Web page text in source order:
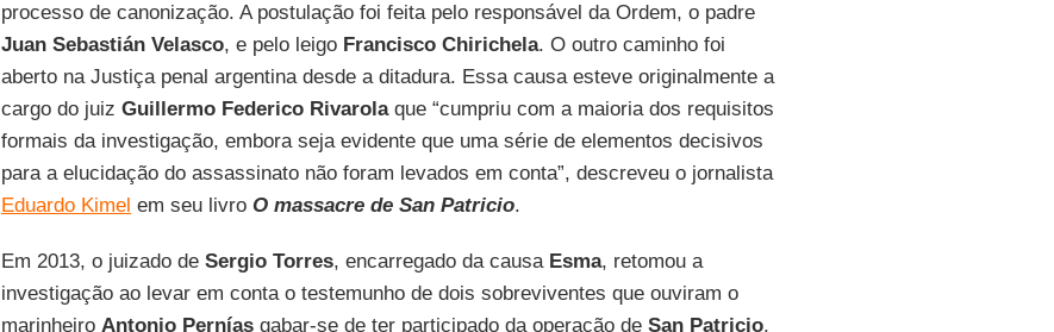
processo de canonização. A postulação foi feita pelo responsável da Ordem, o padre
Juan Sebastián Velasco, e pelo leigo Francisco Chirichela. O outro caminho foi
aberto na Justiça penal argentina desde a ditadura. Essa causa esteve originalmente a
cargo do juiz Guillermo Federico Rivarolaque “cumpriu com a maioria dos requisitos
formais da investigação, embora seja evidente que uma série de elementos decisivos
para a elucidação do assassinato não foram levados em conta”, descreveu o jornalista
Eduardo Kimel em seu livro O massacre de San Patricio.
Em 2013, o juizado de Sergio Torres, encarregado da causa Esma, retomou a
investigação ao levar em conta o testemunho de dois sobreviventes que ouviram o
marinheiro Antonio Perníasgabar-se de ter participado da operação de San Patricio.